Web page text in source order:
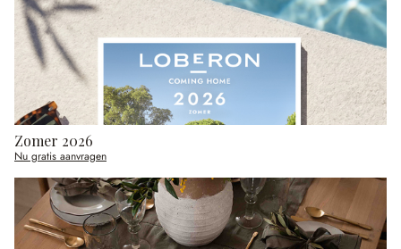
Zomer 2026
Nu gratis aanvragen